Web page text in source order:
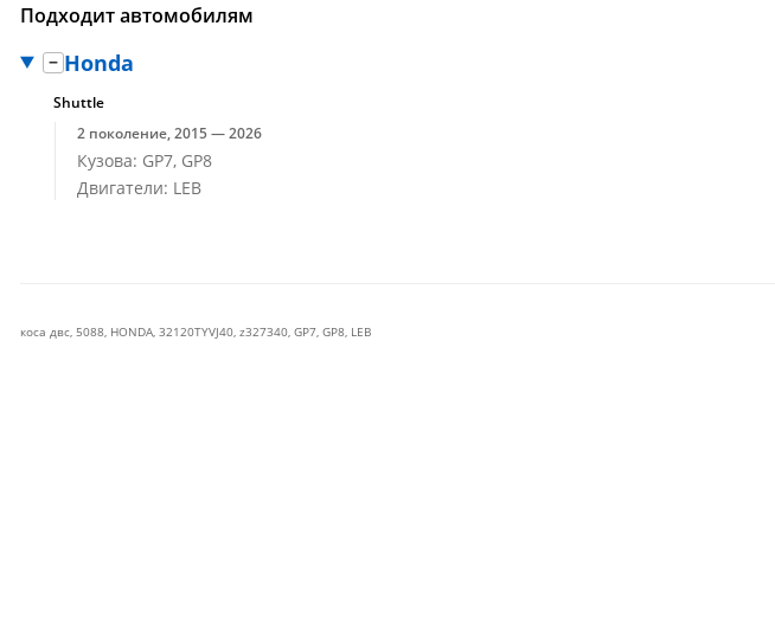
Подходит автомобилям
Honda
Shuttle
2 поколение, 2015 — 2026
Кузова: GP7, GP8
Двигатели: LEB
коса двс, 5088, HONDA, 32120TYVJ40, z327340, GP7, GP8, LEB